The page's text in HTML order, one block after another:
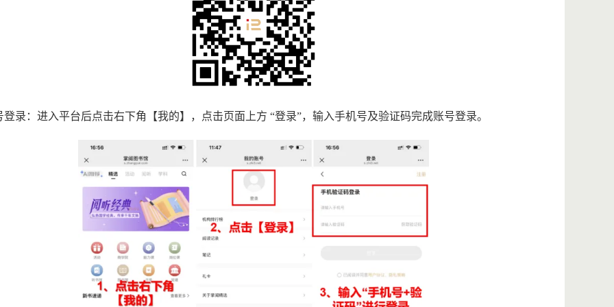
登录：进入平台后点击右下角【我的】，点击页面上方 “登录”，输入手机号及验证码完成账号登录。